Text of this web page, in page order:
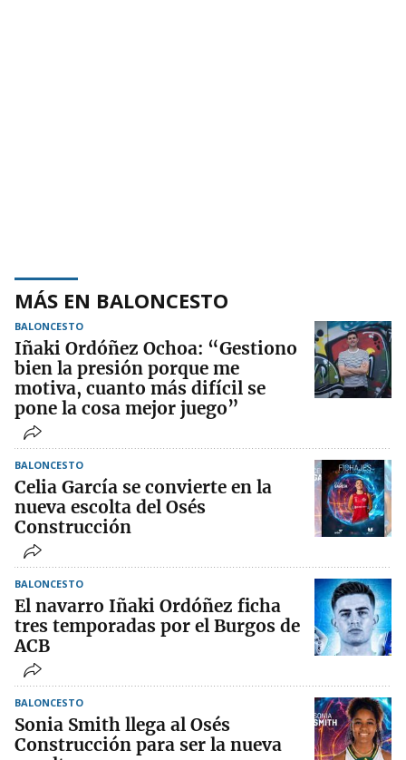
MÁS EN BALONCESTO
BALONCESTO
Iñaki Ordóñez Ochoa: “Gestiono
bien la presión porque me
motiva, cuanto más difícil se
pone la cosa mejor juego”
BALONCESTO
Celia García se convierte en la
nueva escolta del Osés
Construcción
BALONCESTO
El navarro Iñaki Ordóñez ficha
tres temporadas por el Burgos de
ACB
BALONCESTO
Sonia Smith llega al Osés
Construcción para ser la nueva